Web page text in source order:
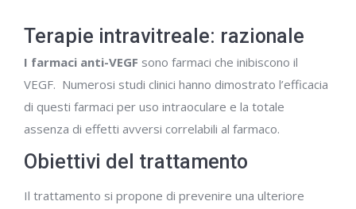
Terapie intravitreale: razionale
I farmaci anti-VEGF sono farmaci che inibiscono il
VEGF. Numerosi studi clinici hanno dimostrato l’efficacia
di questi farmaci per uso intraoculare e la totale
assenza di effetti avversi correlabili al farmaco.
Obiettivi del trattamento
Il trattamento si propone di prevenire una ulteriore